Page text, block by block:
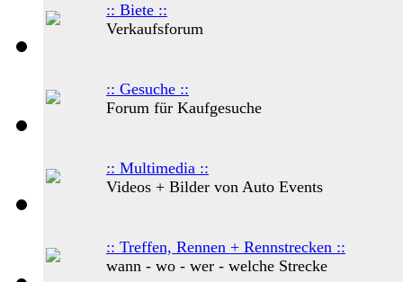
:: Biete ::
Verkaufsforum
:: Gesuche ::
Forum für Kaufgesuche
:: Multimedia ::
Videos + Bilder von Auto Events
:: Treffen, Rennen + Rennstrecken ::
wann - wo - wer - welche Strecke